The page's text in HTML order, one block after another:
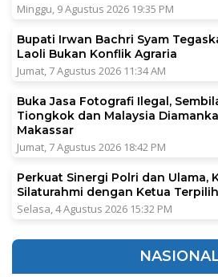
Minggu, 9 Agustus 2026 19:35 PM
Bupati Irwan Bachri Syam
Laoli Bukan Konflik Agraria
Jumat, 7 Agustus 2026 11:34 AM
Buka Jasa Fotografi Ilegal,
Tiongkok dan Malaysia
Makassar
Jumat, 7 Agustus 2026 18:42 PM
Perkuat Sinergi Polri dan Ulama,
Silaturahmi dengan Ketua
Selasa, 4 Agustus 2026 15:32 PM